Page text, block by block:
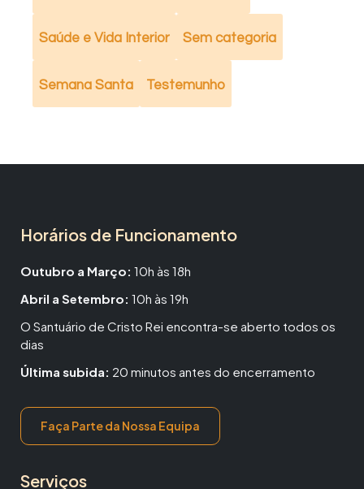
Saúde e Vida Interior Sem categoria
Semana Santa Testemunho
Horários de Funcionamento
Outubro a Março: 10h às 18h
Abril a Setembro: 10h às 19h
O Santuário de Cristo Rei encontra-se aberto todos os
dias
Última subida: 20 minutos antes do encerramento
Faça Parte da Nossa Equipa
Serviços